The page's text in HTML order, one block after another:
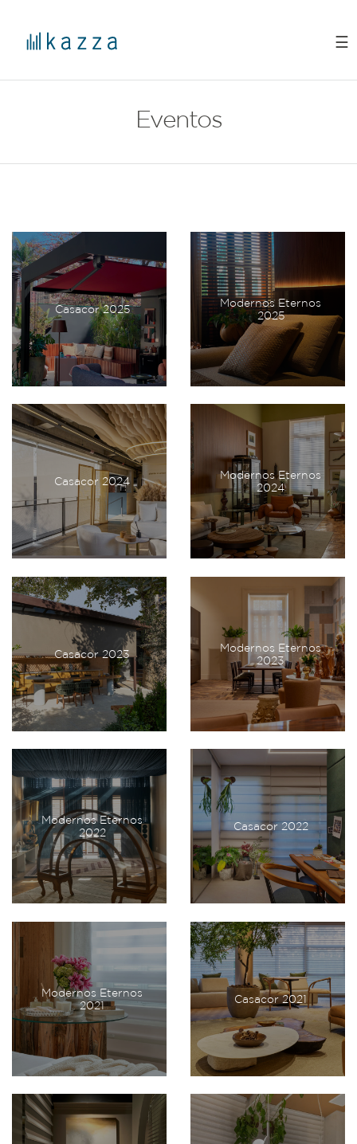
☰
Eventos
Casacor 2025
Modernos Eternos
2025
Casacor 2024
Modernos Eternos
2024
Casacor 2023
Modernos Eternos
2023
Modernos Eternos
2022
Casacor 2022
Modernos Eternos
2021
Casacor 2021